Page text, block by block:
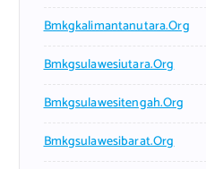
Bmkgkalimantanutara.org
Bmkgsulawesiutara.org
Bmkgsulawesitengah.org
Bmkgsulawesibarat.org